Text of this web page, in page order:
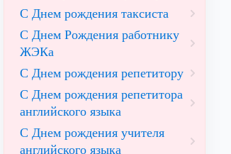
С Днем рождения таксиста
С Днем Рождения работнику
ЖЭКа
С Днем рождения репетитору
С Днем рождения репетитора
английского языка
С Днем рождения учителя
английского языка